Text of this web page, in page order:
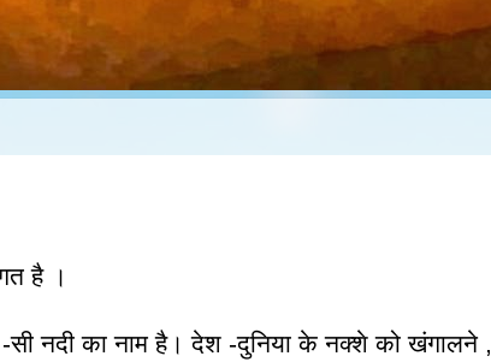
है ।
सी नदी का नाम है। देश -दुनिया के नक्शे को खंगालने ,